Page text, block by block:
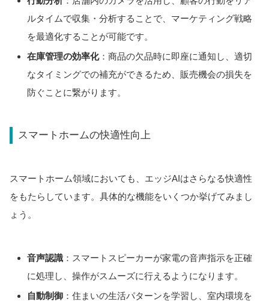
ルタイムで収集・分析することで、マーケティング戦略
を最適化することが可能です。
在庫管理の効率化：商品の欠品時に即座に通知し、適切
なタイミングでの補充ができるため、販売機会の損失を
防ぐことに繋がります。
スマートホームの快適性向上
スマートホーム領域においても、エッジAIはさらなる快適性
をもたらしています。具体的な機能をいくつか挙げてみまし
ょう。
音声認識 ：スマートスピーカーが家電の音声指示を正確
に処理し、操作がスムーズに行えるようになります。
自動制御 ：住まいの生活パターンを学習し、室内環境を